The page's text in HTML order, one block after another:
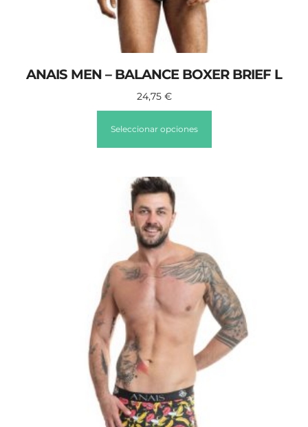
ANAIS MEN – BALANCE BOXER BRIEF L
24,75 €
Seleccionar opciones